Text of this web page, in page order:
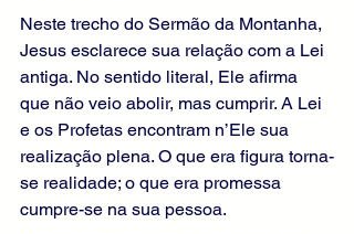
Neste trecho do Sermão da Montanha,
Jesus esclarece sua relação com a Lei
antiga. No sentido literal, Ele afirma
que não veio abolir, mas cumprir. A Lei
e os Profetas encontram n’Ele sua
realização plena. O que era figura torna-
se realidade; o que era promessa
cumpre-se na sua pessoa.